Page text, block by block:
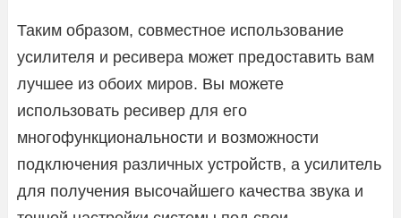
Таким образом, совместное использование
усилителя и ресивера может предоставить вам
лучшее из обоих миров. Вы можете
использовать ресивер для его
многофункциональности и возможности
подключения различных устройств, а усилитель
для получения высочайшего качества звука и